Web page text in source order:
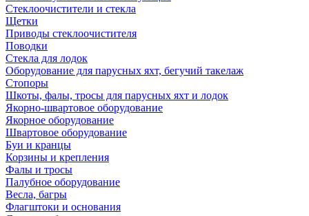
Стеклоочистители и стекла
Щетки
Приводы стеклоочистителя
Поводки
Стекла для лодок
Оборудование для парусных яхт, бегучий такелаж
Стопоры
Шкоты, фалы, тросы для парусных яхт и лодок
Якорно-швартовое оборудование
Якорное оборудование
Швартовое оборудование
Буи и кранцы
Корзины и крепления
Фалы и тросы
Палубное оборудование
Весла, багры
Флагштоки и основания